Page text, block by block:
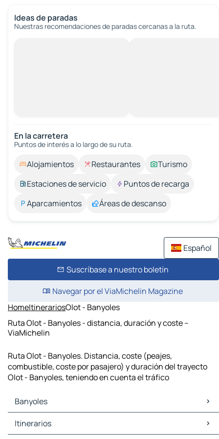
Ideas de paradas
Nuestras recomendaciones de paradas cercanas a la ruta.
En la carretera
Puntos de interés a lo largo de su ruta.
Alojamientos Restaurantes
Turismo
Estaciones de servicio
Puntos de recarga
Aparcamientos
Áreas de descanso
Español
Suscríbase a nuestro boletín
Navegar por el ViaMichelin Magazine
HomeItinerariosOlot - Banyoles
Ruta Olot - Banyoles - distancia, duración y coste –
ViaMichelin
Ruta Olot - Banyoles. Distancia, coste (peajes,
combustible, coste por pasajero) y duración del trayecto
Olot - Banyoles, teniendo en cuenta el tráfico
Banyoles
Banyoles Mapas Planos
Banyoles Trafico
Itinerarios